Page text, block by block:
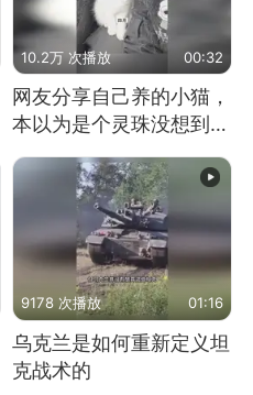
10.2万 次播放 00:32
网友分享自己养的小猫，
本以为是个灵珠没想到是
9178 次播放 01:16
乌克兰是如何重新定义坦
克战术的